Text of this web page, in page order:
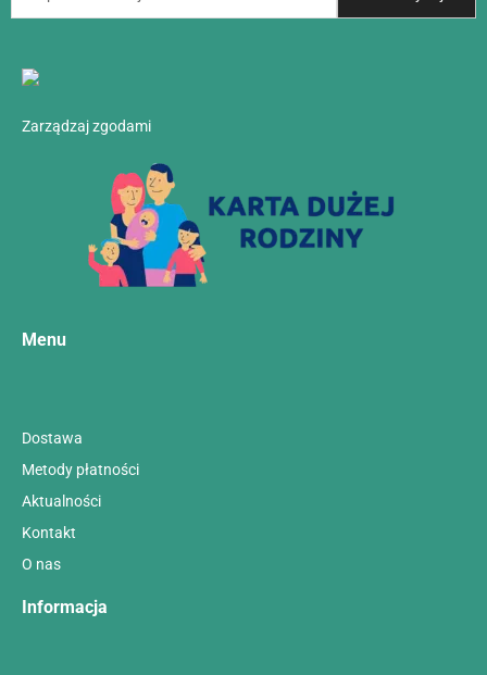
Zarządzaj zgodami
Menu
Dostawa
Metody płatności
Aktualności
Kontakt
O nas
Informacja